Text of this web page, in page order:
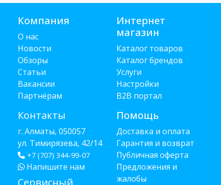
Компания
О нас
Новости
Обзоры
Статьи
Вакансии
Партнёрам
Контакты
г. Алматы, 050057
ул. Тимирязева, 42/14
+7 (707) 344-99-07
Напишите нам
Сервисный
Интернет
магазин
Каталог товаров
Каталог брендов
Услуги
Настройки
B2B портал
Помощь
Доставка и оплата
Гарантия и возврат
Публичная оферта
Предложения и
жалобы